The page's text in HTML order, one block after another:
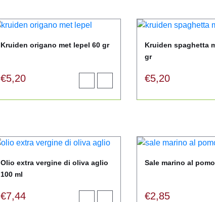
Kruiden origano met lepel 60 gr
€5,20
product
aan
Kruiden spaghetta
gr
€5,20
Olio extra vergine di oliva aglio
100 ml
€7,44
Sale marino al
€2,85